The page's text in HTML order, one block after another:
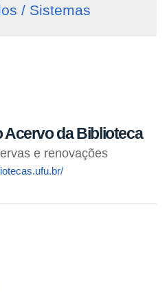
/ Sistemas
Acervo da Biblioteca
e renovações